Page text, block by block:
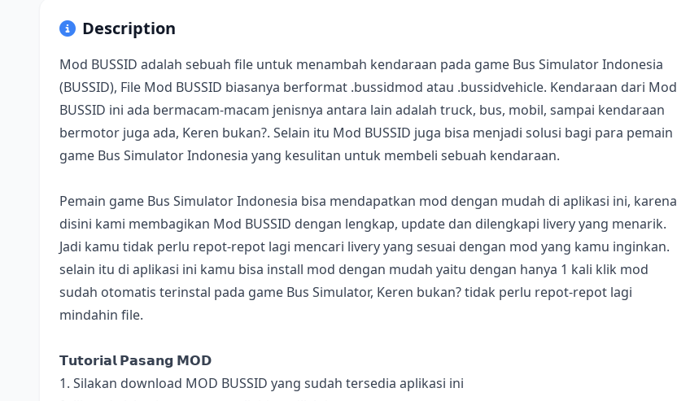
Description
Mod BUSSID adalah sebuah file untuk menambah kendaraan pada game Bus Simulator Indonesia
(BUSSID), File Mod BUSSID biasanya berformat .bussidmod atau .bussidvehicle. Kendaraan dari Mod
BUSSID ini ada bermacam-macam jenisnya antara lain adalah truck, bus, mobil, sampai kendaraan
bermotor juga ada, Keren bukan?. Selain itu Mod BUSSID juga bisa menjadi solusi bagi para pemain
game Bus Simulator Indonesia yang kesulitan untuk membeli sebuah kendaraan.
Pemain game Bus Simulator Indonesia bisa mendapatkan mod dengan mudah di aplikasi ini, karena
disini kami membagikan Mod BUSSID dengan lengkap, update dan dilengkapi livery yang menarik.
Jadi kamu tidak perlu repot-repot lagi mencari livery yang sesuai dengan mod yang kamu inginkan.
selain itu di aplikasi ini kamu bisa install mod dengan mudah yaitu dengan hanya 1 kali klik mod
sudah otomatis terinstal pada game Bus Simulator, Keren bukan? tidak perlu repot-repot lagi
mindahin file.
𝗧𝘂𝘁𝗼𝗿𝗶𝗮𝗹 𝗣𝗮𝘀𝗮𝗻𝗴 𝗠𝗢𝗗
1. Silakan download MOD BUSSID yang sudah tersedia aplikasi ini